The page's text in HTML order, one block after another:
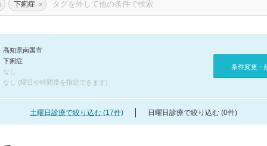
下痢症 ×
高知県南国市
下痢症
なし
なし (曜日や時間帯を指定できます)
条件変更・
土曜日診療で絞り込む (17件) 日曜日診療で絞り込む (0件)